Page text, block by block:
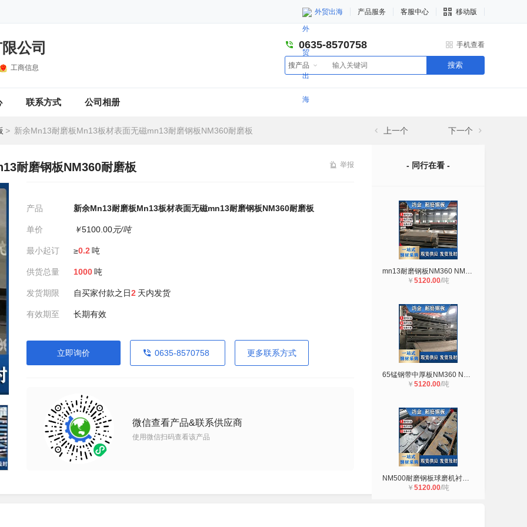
外贸出海 产品服务 客服中心 移动版
公司
工商信息
0635-8570758 手机查看
搜产品 搜索
联系方式 公司相册
> 新余Mn13耐磨板Mn13板材表面无磁mn13耐磨钢板NM360耐磨板 上一个 下一个
耐磨钢板NM360耐磨板 举报
产品 新余Mn13耐磨板Mn13板材表面无磁mn13耐磨钢板NM360耐磨板
单价 ￥5100.00元/吨
最小起订 ≥0.2 吨
供货总量 1000吨
发货期限 自买家付款之日2 天内发货
有效期至 长期有效
立即询价 0635-8570758 更多联系方式
微信查看产品&联系供应商
使用微信扫码查看该产品
- 同行在看 -
mn13耐磨钢板NM360 NM400 NM500厚度1
￥ 5120.00/吨
65锰钢带中厚板NM360 NM400 NM500耐
￥ 5120.00/吨
NM500耐磨钢板球磨机衬板NM360耐磨钢
￥ 5120.00/吨